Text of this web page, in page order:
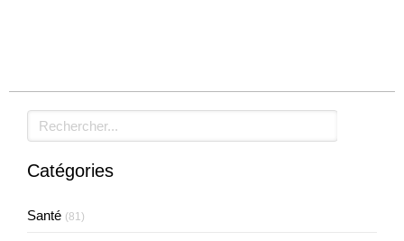
Rechercher
Catégories
Santé (81)